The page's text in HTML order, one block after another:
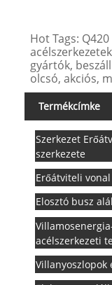
Hot Tags:
gyártók,
olcsó, akciós,
Termékcímke
Szerkezet
szerkezete
Erőátviteli
Elosztó busz
acélszerkezeti
Villanyoszlopok